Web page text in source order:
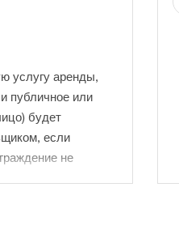
услугу аренды,
публичное или
будет
если
не